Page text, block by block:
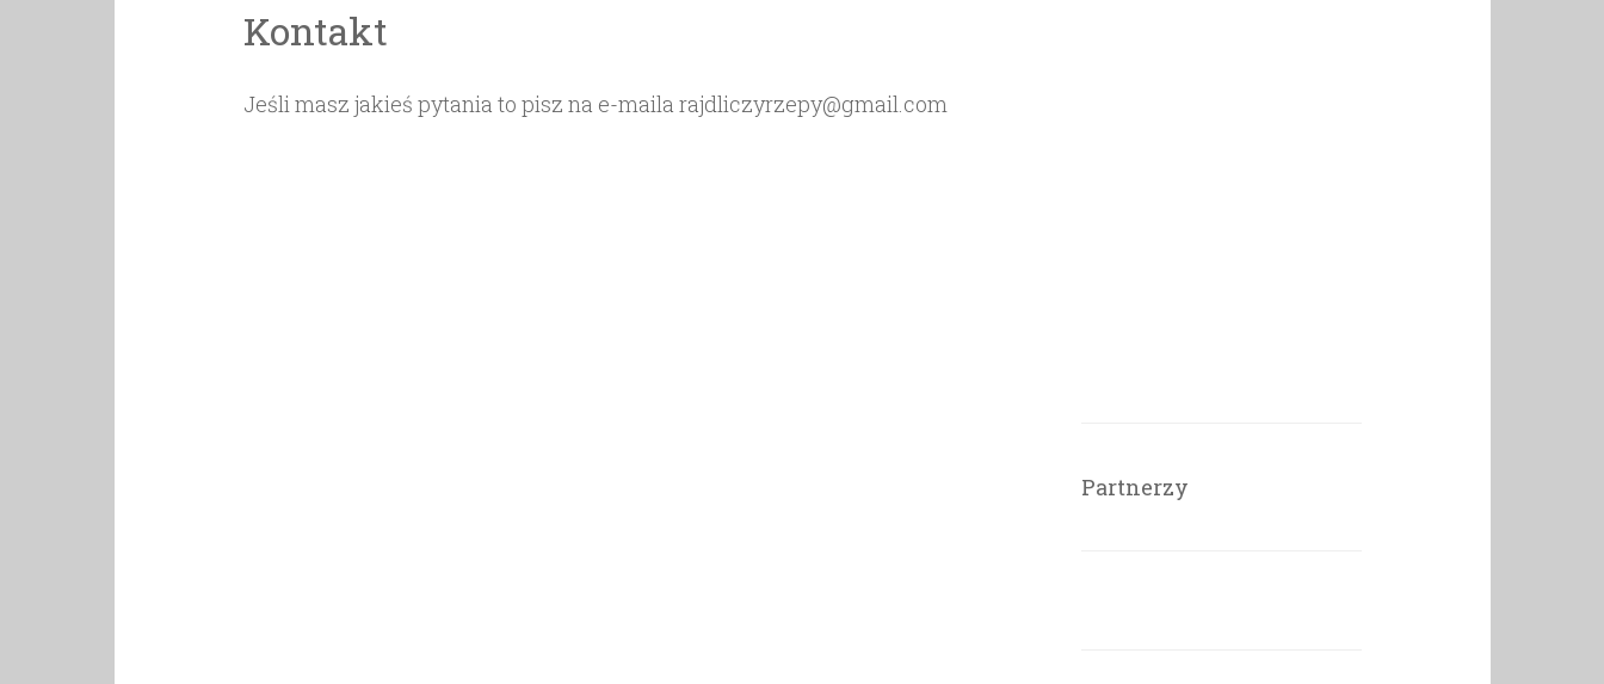
Kontakt
Jeśli masz jakieś pytania to pisz na e-maila rajdliczyrzepy@gmail.com
Partnerzy